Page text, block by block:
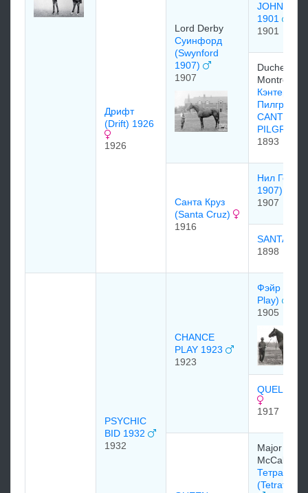
Дрифт
(Drift) 1926
1926
Lord Derby
Суинфорд
(Swynford
1907)
1907
JOHN
1901
1901
Duchess of
Montrose
Пилгрим
PILGRIM
1893
Санта Круз
(Santa Cruz)
1916
Нил Гоу
1907)
1907
SANTA
1898
PSYCHIC
BID 1932
1932
CHANCE
PLAY 1923
1923
Фэйр Плэй
Play)
1905
QUELLE
1917
Major D.
McCalmont
Тетратема
(Tetratema